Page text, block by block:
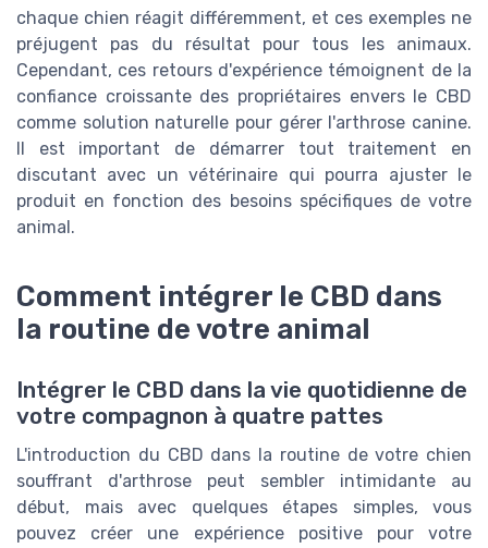
chaque chien réagit différemment, et ces exemples ne
préjugent pas du résultat pour tous les animaux.
Cependant, ces retours d'expérience témoignent de la
confiance croissante des propriétaires envers le CBD
comme solution naturelle pour gérer l'arthrose canine.
Il est important de démarrer tout traitement en
discutant avec un vétérinaire qui pourra ajuster le
produit en fonction des besoins spécifiques de votre
animal.
Comment intégrer le CBD dans
la routine de votre animal
Intégrer le CBD dans la vie quotidienne de
votre compagnon à quatre pattes
L'introduction du CBD dans la routine de votre chien
souffrant d'arthrose peut sembler intimidante au
début, mais avec quelques étapes simples, vous
pouvez créer une expérience positive pour votre